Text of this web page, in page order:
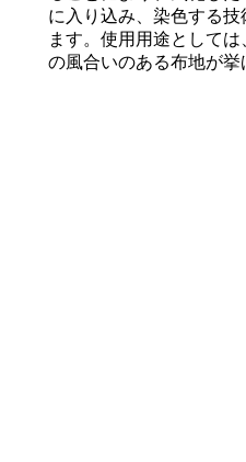
に入り込み、染色する
ます。使用用途として
の風合いのある布地が挙